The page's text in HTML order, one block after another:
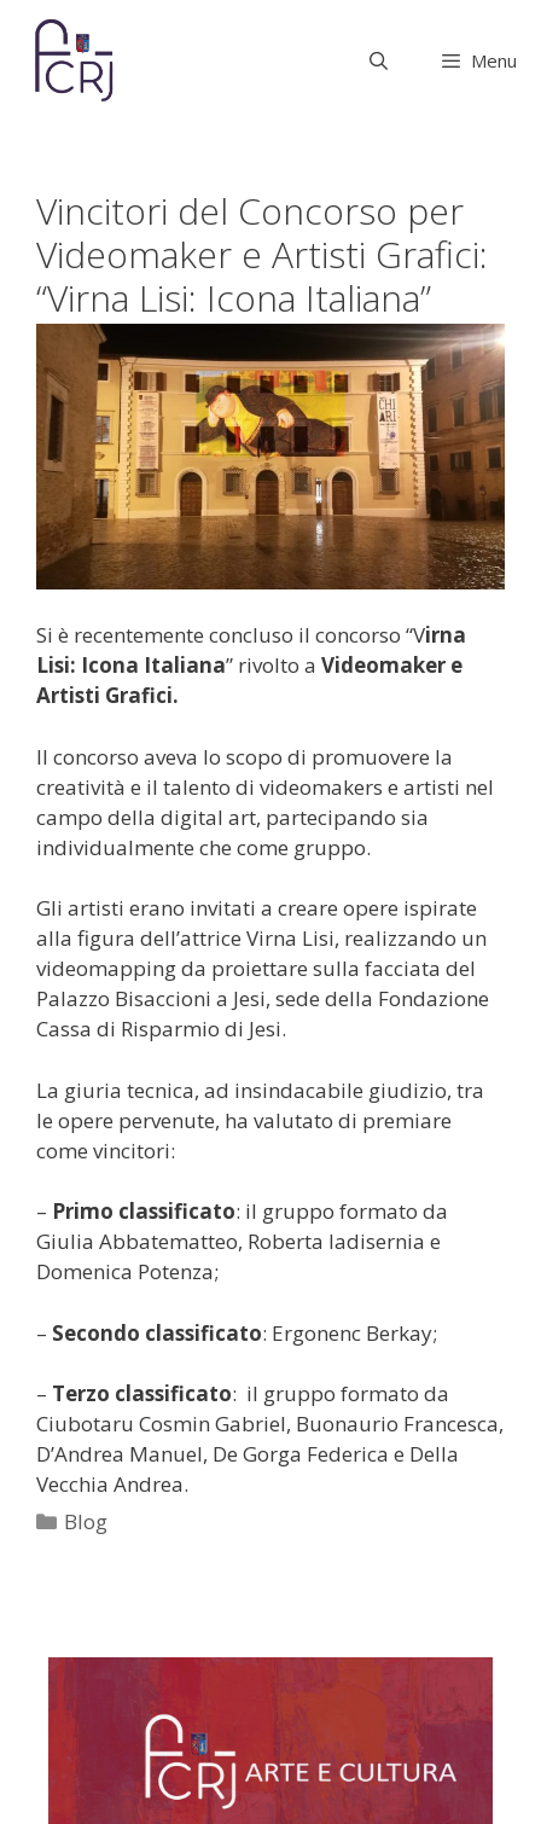
contenuto
Menu
Vincitori del Concorso per
Videomaker e Artisti Grafici:
“Virna Lisi: Icona Italiana”
Si è recentemente concluso il concorso “Virna
Lisi: Icona Italiana” rivolto a Videomaker e
Artisti Grafici.
Il concorso aveva lo scopo di promuovere la
creatività e il talento di videomakers e artisti nel
campo della digital art, partecipando sia
individualmente che come gruppo.
Gli artisti erano invitati a creare opere ispirate
alla figura dell’attrice Virna Lisi, realizzando un
videomapping da proiettare sulla facciata del
Palazzo Bisaccioni a Jesi, sede della Fondazione
Cassa di Risparmio di Jesi.
La giuria tecnica, ad insindacabile giudizio, tra
le opere pervenute, ha valutato di premiare
come vincitori:
– Primo classificato: il gruppo formato da
Giulia Abbatematteo, Roberta Iadisernia e
Domenica Potenza;
– Secondo classificato: Ergonenc Berkay;
– Terzo classificato: il gruppo formato da
Ciubotaru Cosmin Gabriel, Buonaurio Francesca,
D’Andrea Manuel, De Gorga Federica e Della
Vecchia Andrea.
Categorie
Blog